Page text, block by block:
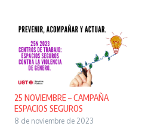
25 NOVIEMBRE – CAMPAÑA
ESPACIOS SEGUROS
8 de noviembre de 2023